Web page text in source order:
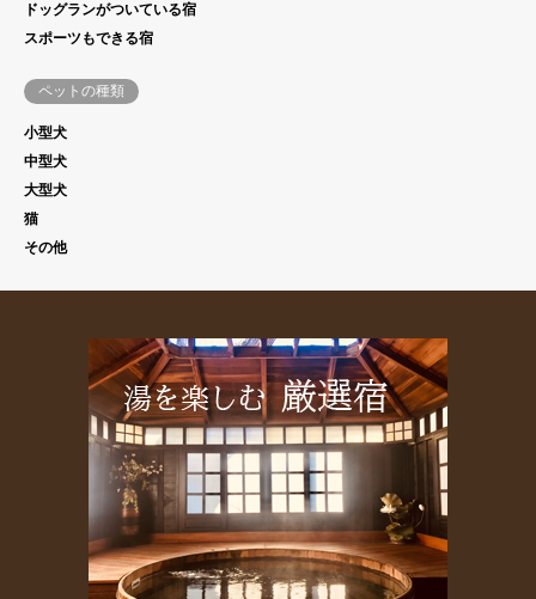
ドッグランがついている宿
スポーツもできる宿
ペットの種類
小型犬
中型犬
大型犬
猫
その他